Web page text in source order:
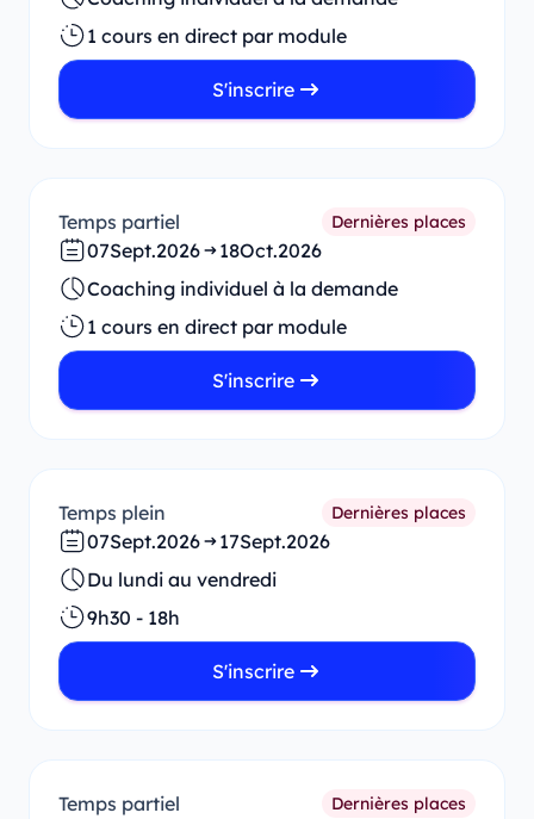
1 cours en direct par module
S'inscrire
Temps partiel Dernières places
07Sept.2026 18Oct.2026
Coaching individuel à la demande
1 cours en direct par module
S'inscrire
Temps plein Dernières places
07Sept.2026 17Sept.2026
Du lundi au vendredi
9h30 - 18h
S'inscrire
Temps partiel Dernières places